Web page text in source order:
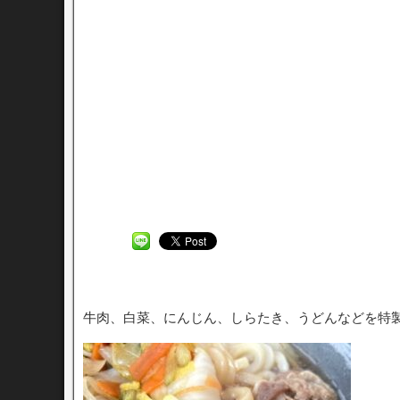
牛肉、白菜、にんじん、しらたき、うどんなどを特